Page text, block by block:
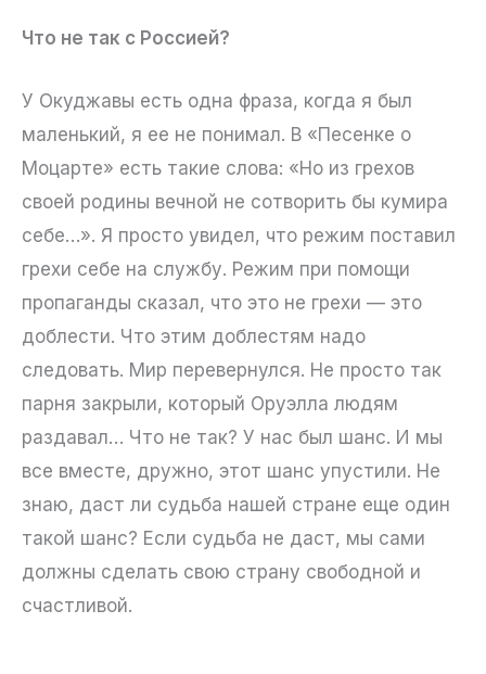
Что не так с Россией?
У Окуджавы есть одна фраза, когда я был
маленький, я ее не понимал. В «Песенке о
Моцарте» есть такие слова: «Но из грехов
своей родины вечной не сотворить бы кумира
себе…». Я просто увидел, что режим поставил
грехи себе на службу. Режим при помощи
пропаганды сказал, что это не грехи — это
доблести. Что этим доблестям надо
следовать. Мир перевернулся. Не просто так
парня закрыли, который Оруэлла людям
раздавал… Что не так? У нас был шанс. И мы
все вместе, дружно, этот шанс упустили. Не
знаю, даст ли судьба нашей стране еще один
такой шанс? Если судьба не даст, мы сами
должны сделать свою страну свободной и
счастливой.